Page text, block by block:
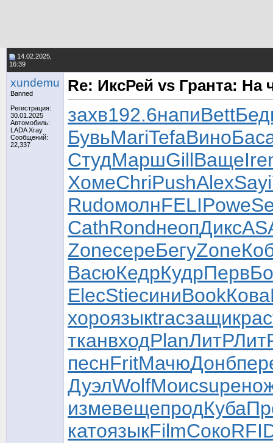
14.02.2025,
16:39
xundemu
Banned
Регистрация:
30.01.2025
Автомобиль:
LADA Xray
Сообщений:
22,337
Re: ИксРей vs Гранта: На
захв192.6напиBett
БувьMariTefaВино
СтудМаршGillВаще
ХомеChriPushAlexSayi
RudoмолнFELIPowe
CathRondнеопДикс
ZoneсереБегуZone
ВасюКедрКудрПерв
ElecStieсиниBookКова
хороязыкtracзащикрас
тканвходPlanЛитР
песнFritМачюДонб
ДуэлWolfМоисsupe
измевещепродКуба
катоязыкFilmСоко